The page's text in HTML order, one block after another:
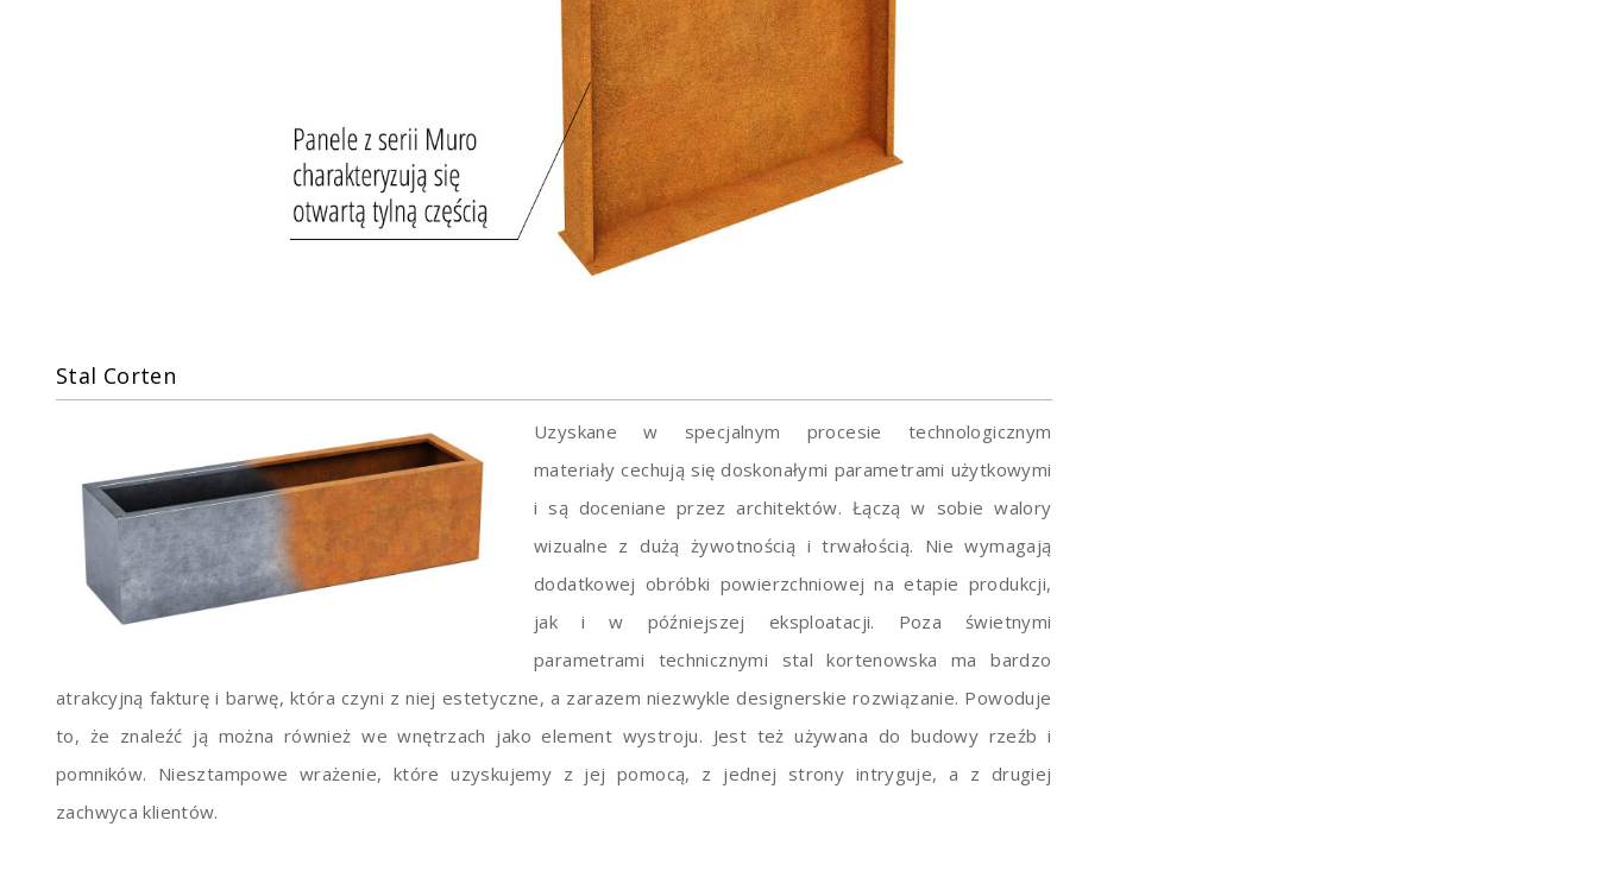
Stal Corten
Uzyskane w specjalnym procesie technologicznym
materiały cechują się doskonałymi parametrami użytkowymi
i są doceniane przez architektów. Łączą w sobie walory
wizualne z dużą żywotnością i trwałością. Nie wymagają
dodatkowej obróbki powierzchniowej na etapie produkcji,
jak i w późniejszej eksploatacji. Poza świetnymi
parametrami technicznymi stal kortenowska ma bardzo
atrakcyjną fakturę i barwę, która czyni z niej estetyczne, a zarazem niezwykle designerskie rozwiązanie. Powoduje
to, że znaleźć ją można również we wnętrzach jako element wystroju. Jest też używana do budowy rzeźb i
pomników. Niesztampowe wrażenie, które uzyskujemy z jej pomocą, z jednej strony intryguje, a z drugiej
zachwyca klientów.